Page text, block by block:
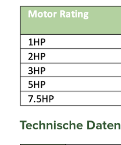
Technische